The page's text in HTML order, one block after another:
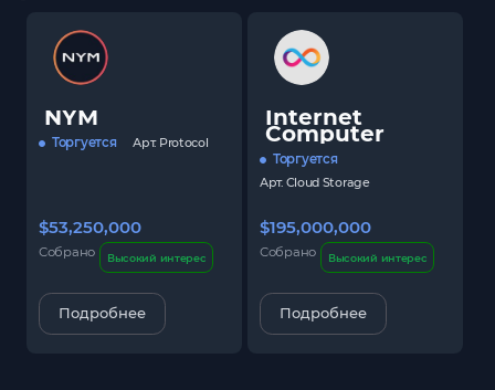
NYM
Торгуется Арт. Protocol
$53,250,000
Собрано Высокий интерес
Подробнее
Internet
Computer
Торгуется
Арт. Cloud Storage
$195,000,000
Собрано Высокий интерес
Подробнее